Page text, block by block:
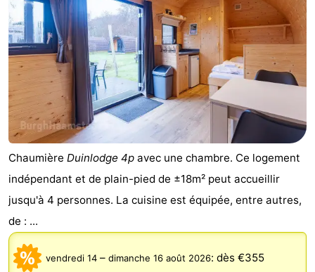
Hollande-
Méridionale
-
Leiden
Bollenstreek
-
Nature
Duin
-
Katwijk
-
Scheveningen
-
La
-
Chaumière Duinlodge 4p avec une chambre. Ce logement
indépendant et de plain-pied de ±18m² peut accueillir
jusqu'à 4 personnes. La cuisine est équipée, entre autres,
de : ...
vendredi 14 – dimanche 16 août 2026: dès €355